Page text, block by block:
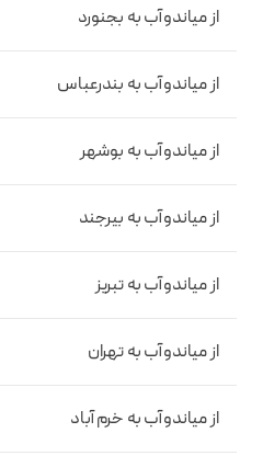
از میاندوآب به بجنورد
از میاندوآب به بندرعباس
از میاندوآب به بوشهر
از میاندوآب به بیرجند
از میاندوآب به تبریز
از میاندوآب به تهران
از میاندوآب به خرم آباد